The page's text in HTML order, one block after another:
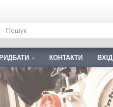
КОНТАКТИ ВХІД